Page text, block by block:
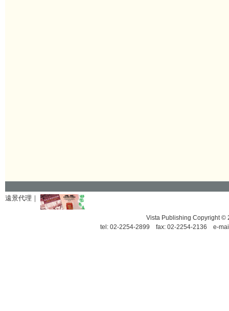
遠景代理｜
Vista Publishing Copyright ©
tel: 02-2254-2899 fax: 02-2254-2136 e-